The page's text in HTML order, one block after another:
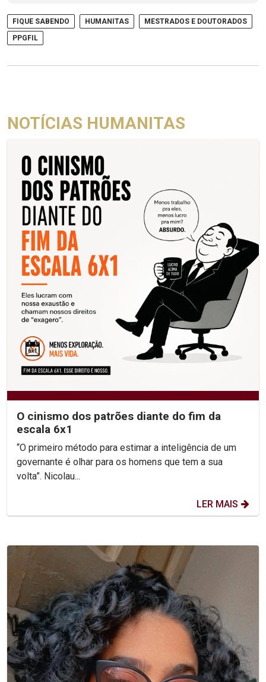
FIQUE SABENDO HUMANITAS
MESTRADOS E DOUTORADOS
PPGFIL
NOTÍCIAS HUMANITAS
O cinismo dos patrões diante do fim da
escala 6x1
“O primeiro método para estimar a inteligência de um
governante é olhar para os homens que tem a sua
volta”. Nicolau...
LER MAIS